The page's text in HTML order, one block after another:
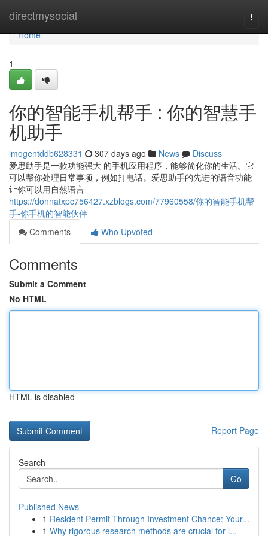
directmysocial
Home
Home
1
你的智能手机帮手 : 你的智慧手
机助手
imogentddb628331 307 days ago News
Discuss
爱思助手是一款功能强大 的手机应用程序，能够简化你的生活。它
可以帮你处理日常事项，例如打电话。爱思助手的先进的语音功能
让你可以用自然语言
https://donnatxpc756427.xzblogs.com/77960558/你的智能手机帮
手-你手机的智能伙伴
Comments
Who Upvoted
Comments
Submit a Comment
No HTML
HTML is disabled
Report Page
Search
Go
Published News
1 Resident Permit Through Investment Chance: Your...
1 Why rigorous research methods are crucial for l...